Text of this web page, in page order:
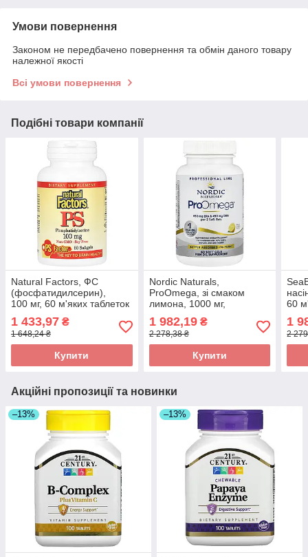
Умови повернення
Законом не передбачено повернення та обмін даного товару
належної якості
Всі умови повернення
Подібні товари компанії
Natural Factors, ФС
(фосфатидилсерин),
100 мг, 60 м'яких таблеток
оригінал
1 433,97 ₴
1 648,24 ₴
Купити
Nordic Naturals,
ProOmega, зі смаком
лимона, 1000 мг,
60 м'яких капсул оригінал
1 982,19₴
2 278,38 ₴
Купити
60
1
2
Акційні пропозиції та новинки
–13% –13%